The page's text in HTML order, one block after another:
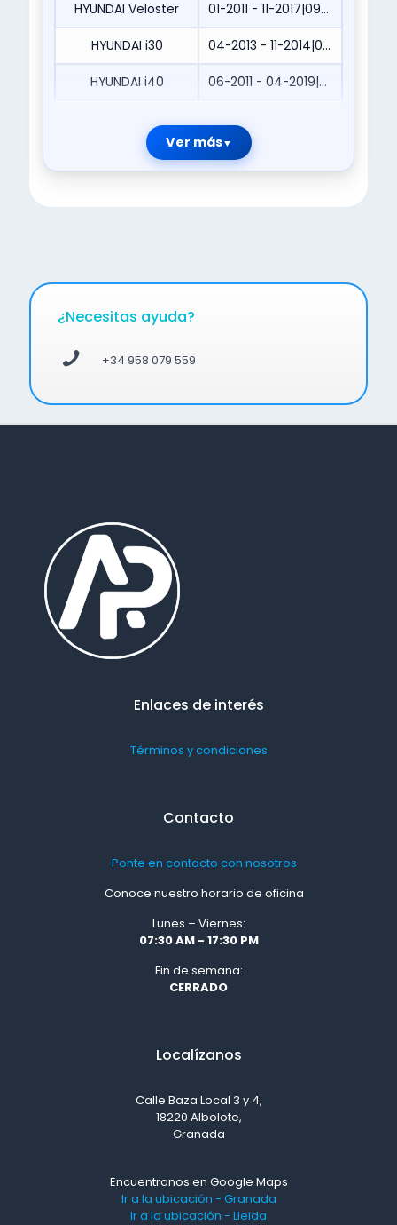
HYUNDAI Veloster 01-2011 - 11-2017|09-2012 - 11-2017|12-2010 - 11-2017
HYUNDAI i30 04-2013 - 11-2014|05-2012 - Actualmente|05-2014 - Actualmente|08-2012 - 11-2014|10-2011 - 11-2014|10-2011 - Actualmente|12-2011 - Actualmente|12-2012 - 11-2014|12-2013 - 04-2017
HYUNDAI i40 06-2011 - 04-2019|09-2011 - 04-2019
Ver más
¿Necesitas ayuda?
+34 958 079 559
Enlaces de interés
Términos y condiciones
Contacto
Ponte en contacto con nosotros
Conoce nuestro horario de oficina
Lunes – Viernes:
07:30 AM - 17:30 PM
Fin de semana:
CERRADO
Localízanos
Calle Baza Local 3 y 4,
18220 Albolote,
Granada
Encuentranos en Google Maps
Ir a la ubicación - Granada
Ir a la ubicación - Lleida